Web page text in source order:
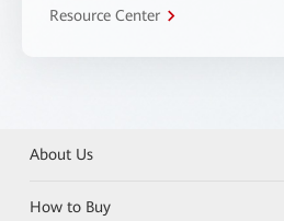
Resource Center
About Us
How to Buy